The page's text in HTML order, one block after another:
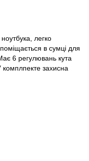
легко
в сумці для
6 регулювань кута
комплпекте захисна